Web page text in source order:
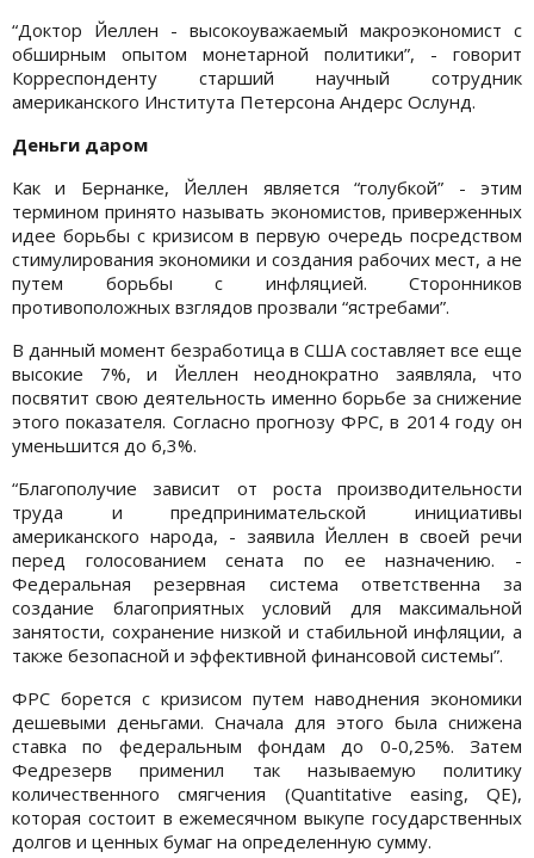
“Доктор Йеллен - высокоуважаемый макроэкономист с
обширным опытом монетарной политики”, - говорит
Корреспонденту старший научный сотрудник
американского Института Петерсона Андерс Ослунд.
Деньги даром
Как и Бернанке, Йеллен является “голубкой” - этим
термином принято называть экономистов, приверженных
идее борьбы с кризисом в первую очередь посредством
стимулирования экономики и создания рабочих мест, а не
путем борьбы с инфляцией. Сторонников
противоположных взглядов прозвали “ястребами”.
В данный момент безработица в США составляет все еще
высокие 7%, и Йеллен неоднократно заявляла, что
посвятит свою деятельность именно борьбе за снижение
этого показателя. Согласно прогнозу ФРС, в 2014 году он
уменьшится до 6,3%.
“Благополучие зависит от роста производительности
труда и предпринимательской инициативы
американского народа, - заявила Йеллен в своей речи
перед голосованием сената по ее назначению. -
Федеральная резервная система ответственна за
создание благоприятных условий для максимальной
занятости, сохранение низкой и стабильной инфляции, а
также безопасной и эффективной финансовой системы”.
ФРС борется с кризисом путем наводнения экономики
дешевыми деньгами. Сначала для этого была снижена
ставка по федеральным фондам до 0-0,25%. Затем
Федрезерв применил так называемую политику
количественного смягчения (Quantitative easing, QE),
которая состоит в ежемесячном выкупе государственных
долгов и ценных бумаг на определенную сумму.